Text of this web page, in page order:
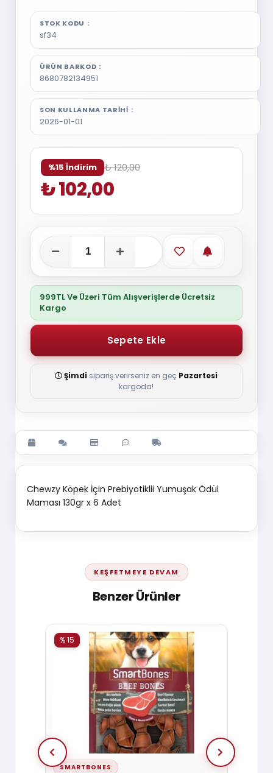
STOK KODU
sf34
ÜRÜN BARKOD
8680782134951
SON KULLANMA TARIHI
2026-01-01
%15 İndirim ₺ 120,00
₺ 102,00
Favorilere ekle
Stoğa
999TL Ve Üzeri Tüm Alışverişlerde Ücretsiz
Kargo
Şimdi sipariş verirseniz en geç Pazartesi
kargoda!
Chewzy Köpek İçin Prebiyotiklli Yumuşak Ödül
Maması 130gr x 6 Adet
KEŞFETMEYE DEVAM
Benzer Ürünler
SMARTBONES
% 15